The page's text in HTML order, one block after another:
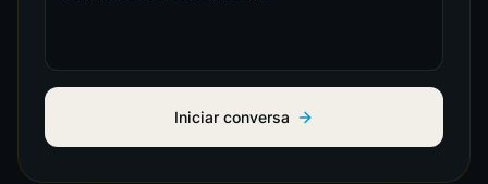
Iniciar conversa